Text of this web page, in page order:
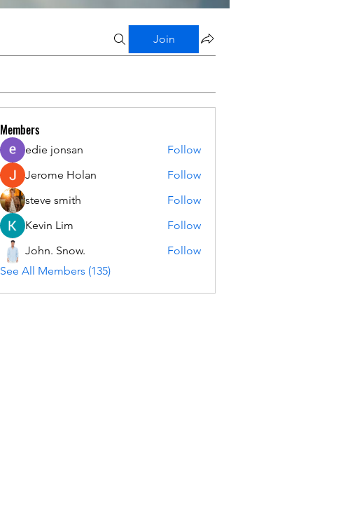
Join
Members
edie jonsan
Follow
Jerome Holan
Follow
steve smith
Follow
Kevin Lim
Follow
John. Snow.
Follow
See All Members (135)